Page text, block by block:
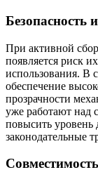
Безопасность
При активной
появляется риск
использования. В
обеспечение
прозрачности
уже работают над
повысить уровень
законодательные